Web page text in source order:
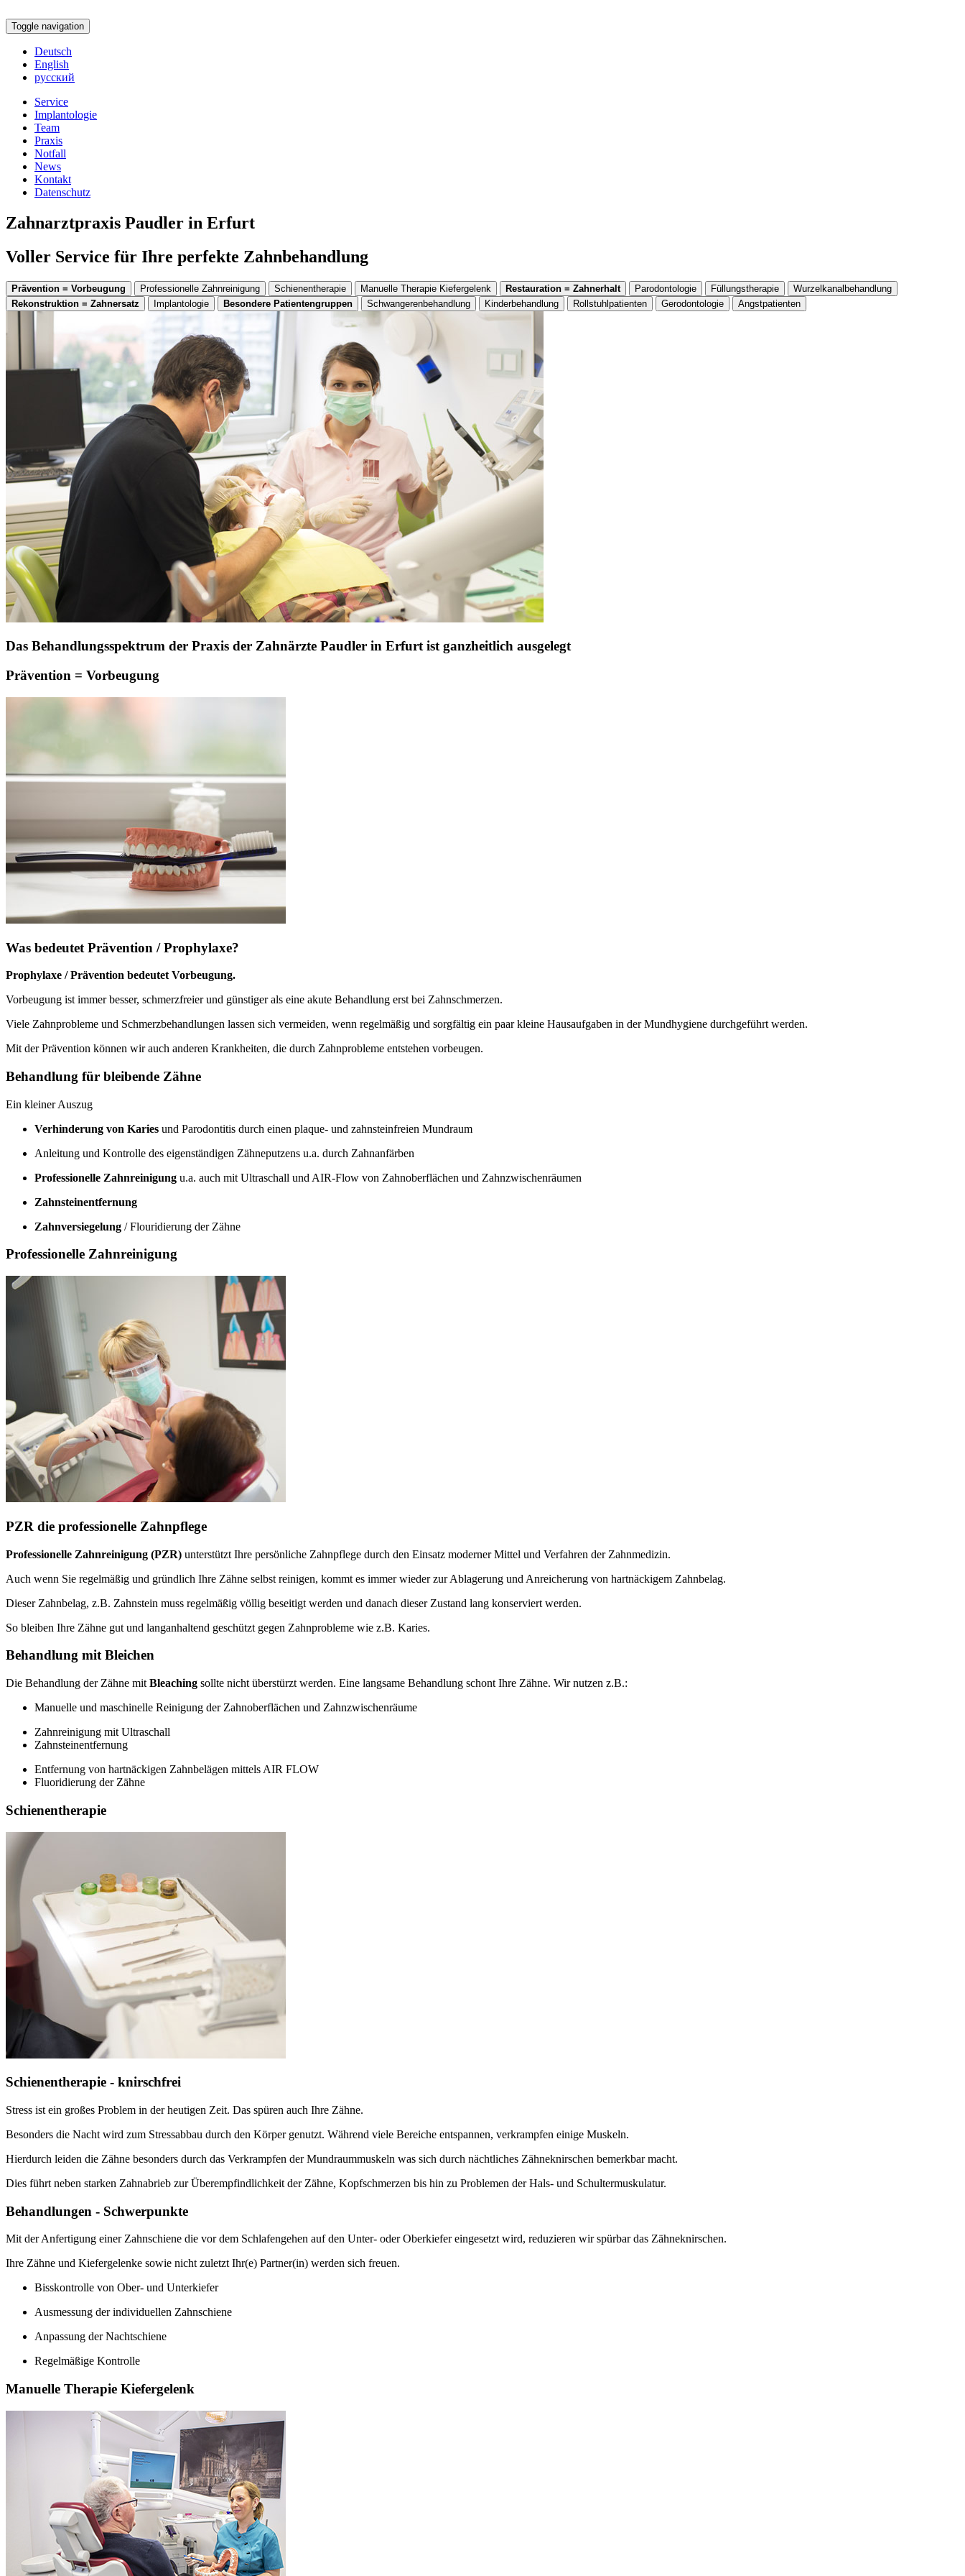
Toggle navigation
Deutsch
English
русский
Service
Implantologie
Team
Praxis
Notfall
News
Kontakt
Datenschutz
Zahnarztpraxis Paudler in Erfurt
Voller Service für Ihre perfekte Zahnbehandlung
Prävention = Vorbeugung Professionelle Zahnreinigung Schienentherapie Manuelle Therapie Kiefergelenk Restauration = Zahnerhalt Parodontologie Füllungstherapie
Wurzelkanalbehandlung
Rekonstruktion = Zahnersatz
Implantologie Besondere Patientengruppen Schwangerenbehandlung Kinderbehandlung Rollstuhlpatienten Gerodontologie Angstpatienten
Das Behandlungsspektrum der Praxis der Zahnärzte Paudler in Erfurt ist ganzheitlich ausgelegt
Prävention = Vorbeugung
Was bedeutet Prävention / Prophylaxe?
Prophylaxe / Prävention bedeutet Vorbeugung.
Vorbeugung ist immer besser, schmerzfreier und günstiger als eine akute Behandlung erst bei Zahnschmerzen.
Viele Zahnprobleme und Schmerzbehandlungen lassen sich vermeiden, wenn regelmäßig und sorgfältig ein paar kleine Hausaufgaben in der Mundhygiene durchgeführt werden.
Mit der Prävention können wir auch anderen Krankheiten, die durch Zahnprobleme entstehen vorbeugen.
Behandlung für bleibende Zähne
Ein kleiner Auszug
Verhinderung von Karies und Parodontitis durch einen plaque- und zahnsteinfreien Mundraum
Anleitung und Kontrolle des eigenständigen Zähneputzens u.a. durch Zahnanfärben
Professionelle Zahnreinigung u.a. auch mit Ultraschall und AIR-Flow von Zahnoberflächen und Zahnzwischenräumen
Zahnsteinentfernung
Zahnversiegelung / Flouridierung der Zähne
Professionelle Zahnreinigung
PZR die professionelle Zahnpflege
Professionelle Zahnreinigung (PZR) unterstützt Ihre persönliche Zahnpflege durch den Einsatz moderner Mittel und Verfahren der Zahnmedizin.
Auch wenn Sie regelmäßig und gründlich Ihre Zähne selbst reinigen, kommt es immer wieder zur Ablagerung und Anreicherung von hartnäckigem Zahnbelag.
Dieser Zahnbelag, z.B. Zahnstein muss regelmäßig völlig beseitigt werden und danach dieser Zustand lang konserviert werden.
So bleiben Ihre Zähne gut und langanhaltend geschützt gegen Zahnprobleme wie z.B. Karies.
Behandlung mit Bleichen
Die Behandlung der Zähne mit Bleaching sollte nicht überstürzt werden. Eine langsame Behandlung schont Ihre Zähne. Wir nutzen z.B.:
Manuelle und maschinelle Reinigung der Zahnoberflächen und Zahnzwischenräume
Zahnreinigung mit Ultraschall
Zahnsteinentfernung
Entfernung von hartnäckigen Zahnbelägen mittels AIR FLOW
Fluoridierung der Zähne
Schienentherapie
Schienentherapie - knirschfrei
Stress ist ein großes Problem in der heutigen Zeit. Das spüren auch Ihre Zähne.
Besonders die Nacht wird zum Stressabbau durch den Körper genutzt. Während viele Bereiche entspannen, verkrampfen einige Muskeln.
Hierdurch leiden die Zähne besonders durch das Verkrampfen der Mundraummuskeln was sich durch nächtliches Zähneknirschen bemerkbar macht.
Dies führt neben starken Zahnabrieb zur Überempfindlichkeit der Zähne, Kopfschmerzen bis hin zu Problemen der Hals- und Schultermuskulatur.
Behandlungen - Schwerpunkte
Mit der Anfertigung einer Zahnschiene die vor dem Schlafengehen auf den Unter- oder Oberkiefer eingesetzt wird, reduzieren wir spürbar das Zähneknirschen.
Ihre Zähne und Kiefergelenke sowie nicht zuletzt Ihr(e) Partner(in) werden sich freuen.
Bisskontrolle von Ober- und Unterkiefer
Ausmessung der individuellen Zahnschiene
Anpassung der Nachtschiene
Regelmäßige Kontrolle
Manuelle Therapie Kiefergelenk